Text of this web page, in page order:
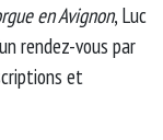
en Avignon, Luc
rendez-vous par
et